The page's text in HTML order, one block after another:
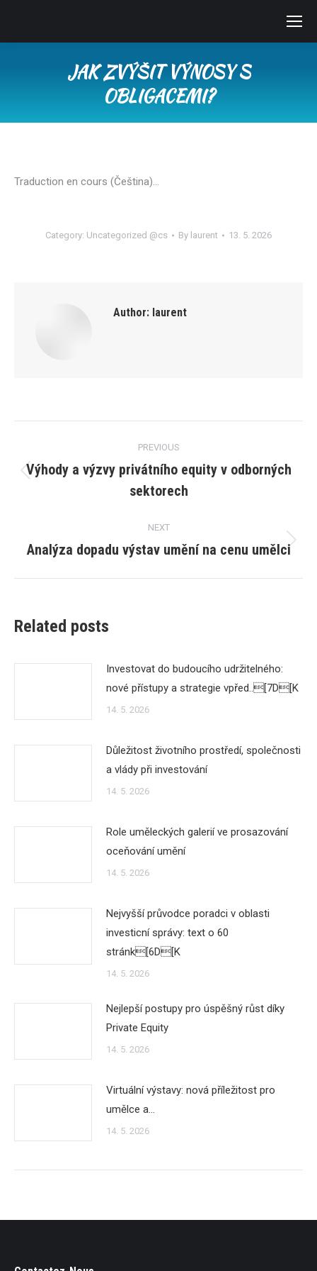
JAK ZVÝŠIT VÝNOSY S
OBLIGACEMI?
Traduction en cours (Čeština)…
Category: Uncategorized @cs By laurent 13. 5. 2026
Author: laurent
navigation
PREVIOUS
Previous
post:
Výhody a výzvy privátního equity v odborných
sektorech
NEXT
Next
Analýza dopadu výstav umění na cenu umělci
Related posts
Investovat do budoucího udržitelného:
nové přístupy a strategie vpřed..[7D[K
14. 5. 2026
Důležitost životního prostředí, společnosti
a vlády při investování
14. 5. 2026
Role uměleckých galerií ve prosazování
oceňování umění
14. 5. 2026
Nejvyšší průvodce poradci v oblasti
investicní správy: text o 60
stránk[6D[K
14. 5. 2026
Nejlepší postupy pro úspěšný růst díky
Private Equity
14. 5. 2026
Virtuální výstavy: nová příležitost pro
umělce a…
14. 5. 2026